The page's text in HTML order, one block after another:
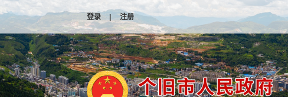
登录 | 注册